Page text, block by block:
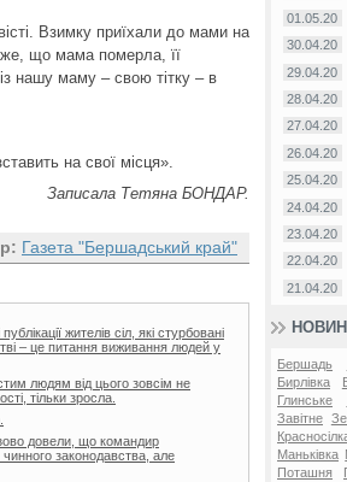
Взимку приїхали до мами на
що мама померла, її
нашу маму – свою тітку – в
на свої місця».
Записала Тетяна БОНДАР.
Газета "Бершадський край"
жителів сіл, які стурбовані
– це питання виживання людей у
людям від цього зовсім не
тільки зросла.
довели, що командир
чинного законодавства, але
01.05.20
30.04.20
29.04.20
28.04.20
27.04.20
26.04.20
25.04.20
24.04.20
23.04.20
22.04.20
21.04.20
Бершадь
Бирлівка
Глинське
Завітне
Маньківка
Поташня